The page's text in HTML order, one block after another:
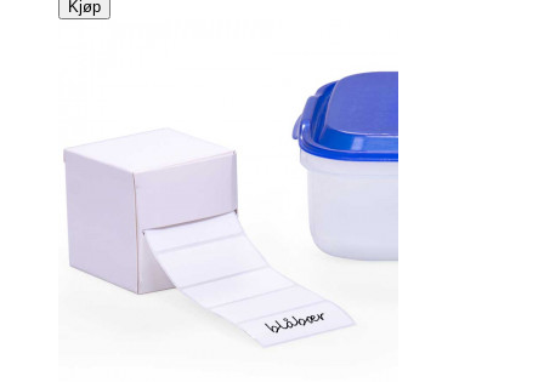
Solar-orkidé
Stemningsfull hagedekor med vakkert orkidédesign.
info